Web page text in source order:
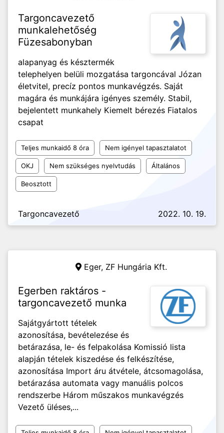
Targoncavezető
munkalehetőség
Füzesabonyban
alapanyag és késztermék
telephelyen belüli mozgatása targoncával Józan
életvitel, precíz pontos munkavégzés. Saját
magára és munkájára igényes személy. Stabil,
bejelentett munkahely Kiemelt bérezés Fiatalos
csapat
Teljes munkaidő 8 óra Nem igényel tapasztalatot
OKJ Nem szükséges nyelvtudás Általános
Beosztott
Targoncavezető 2022. 10. 19.
Eger, ZF Hungária Kft.
Egerben raktáros -
targoncavezető munka
Sajátgyártott tételek
azonosítása, bevételezése és
betárazása, le- és felpakolása Komissió lista
alapján tételek kiszedése és felkészítése,
azonosítása Import áru átvétele, átcsomagolása,
betárazása automata vagy manuális polcos
rendszerbe Három műszakos munkavégzés
Vezető üléses,...